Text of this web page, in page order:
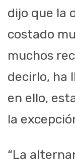
dijo que la
costado
muchos
decirlo, ha
en ello,
la
“La